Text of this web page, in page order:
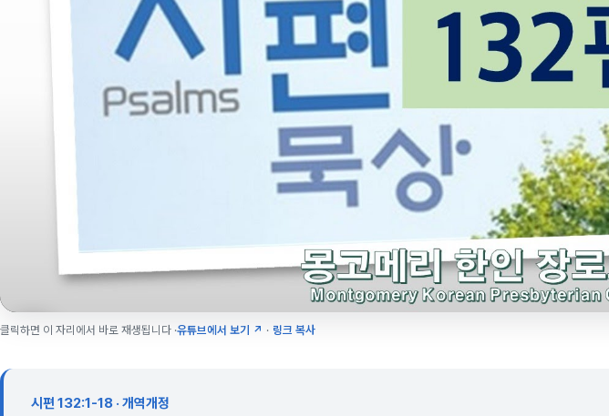
클릭하면 이 자리에서 바로 재생됩니다 ·유튜브에서 보기 ↗ · 링크 복사
시편 132:1-18 · 개역개정